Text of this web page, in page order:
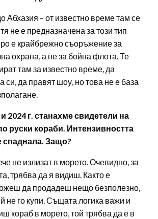
Абхазия – от известно време там се
не е предназначена за този тип
е крайбрежно съоръжение за
охрана, а не за бойна флота. Те
там за известно време, да
си, да правят шоу, но това не е база
2024 г. станахме свидетели на
руски кораби. Интензивността
спаднала. Защо?
не излизат в морето. Очевидно, за
трябва да я видиш. Както е
да продадеш нещо безполезно,
не го купи. Същата логика важи и
кораб в морето, той трябва да е в